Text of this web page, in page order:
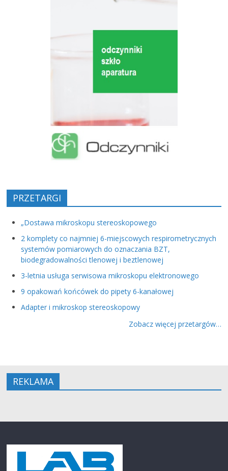
PRZETARGI
„Dostawa mikroskopu stereoskopowego
2 komplety co najmniej 6-miejscowych respirometrycznych
systemów pomiarowych do oznaczania BZT,
biodegradowalności tlenowej i beztlenowej
3-letnia usługa serwisowa mikroskopu elektronowego
9 opakowań końcówek do pipety 6-kanałowej
Adapter i mikroskop stereoskopowy
Zobacz więcej przetargów…
REKLAMA